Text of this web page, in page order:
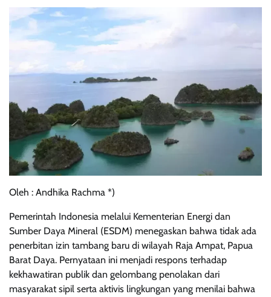
Oleh : Andhika Rachma *)
Pemerintah Indonesia melalui Kementerian Energi dan
Sumber Daya Mineral (ESDM) menegaskan bahwa tidak ada
penerbitan izin tambang baru di wilayah Raja Ampat, Papua
Barat Daya. Pernyataan ini menjadi respons terhadap
kekhawatiran publik dan gelombang penolakan dari
masyarakat sipil serta aktivis lingkungan yang menilai bahwa